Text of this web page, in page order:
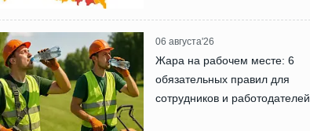
06 августа'26
Жара на рабочем месте: 6
обязательных правил для
сотрудников и работодателей